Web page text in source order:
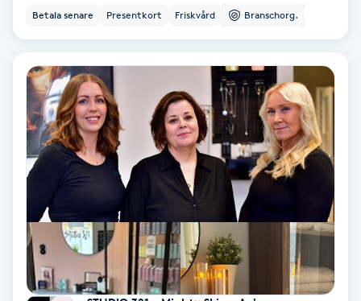
PRX-T33
Psoriasis
Radiofrekvens
Rakning
Reflexologi
Betala senare Presentkort Friskvård Branschorg.